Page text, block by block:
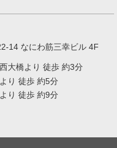
14 なにわ筋三幸ビル 4F
大橋より 徒歩 約3分
り 徒歩 約5分
り 徒歩 約9分